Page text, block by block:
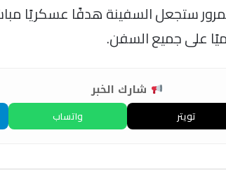
ستجعل السفينة هدفًا عسكريًا
على جميع السفن.
شارك الخبر
تويتر واتساب